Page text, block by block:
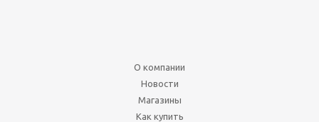
О компании
Новости
Магазины
Как купить